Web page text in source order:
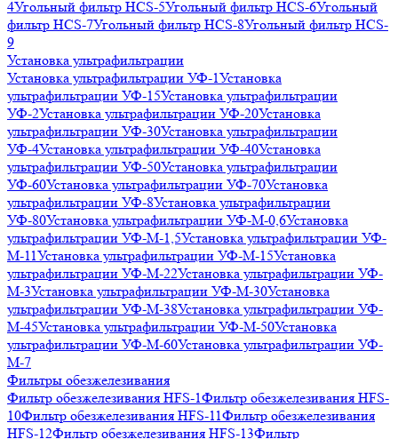
4Угольный фильтр HСS-5Угольный фильтр HСS-6Угольный
фильтр HСS-7Угольный фильтр HСS-8Угольный фильтр HСS-
9
Установка ультрафильтрации
Установка ультрафильтрации УФ-1Установка
ультрафильтрации УФ-15Установка ультрафильтрации
УФ-2Установка ультрафильтрации УФ-20Установка
ультрафильтрации УФ-30Установка ультрафильтрации
УФ-4Установка ультрафильтрации УФ-40Установка
ультрафильтрации УФ-50Установка ультрафильтрации
УФ-60Установка ультрафильтрации УФ-70Установка
ультрафильтрации УФ-8Установка ультрафильтрации
УФ-80Установка ультрафильтрации УФ-М-0,6Установка
ультрафильтрации УФ-М-1,5Установка ультрафильтрации УФ-
М-11Установка ультрафильтрации УФ-М-15Установка
ультрафильтрации УФ-М-22Установка ультрафильтрации УФ-
М-3Установка ультрафильтрации УФ-М-30Установка
ультрафильтрации УФ-М-38Установка ультрафильтрации УФ-
М-45Установка ультрафильтрации УФ-М-50Установка
ультрафильтрации УФ-М-60Установка ультрафильтрации УФ-
М-7
Фильтры обезжелезивания
Фильтр обезжелезивания HFS-1Фильтр обезжелезивания HFS-
10Фильтр обезжелезивания HFS-11Фильтр обезжелезивания
HFS-12Фильтр обезжелезивания HFS-13Фильтр